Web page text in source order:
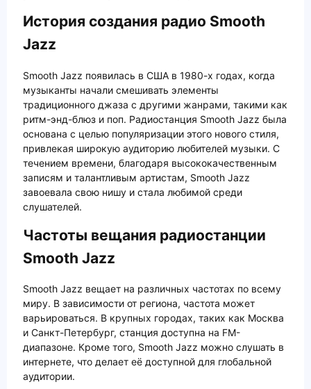
История создания радио Smooth
Jazz
Smooth Jazz появилась в США в 1980-х годах, когда
музыканты начали смешивать элементы
традиционного джаза с другими жанрами, такими как
ритм-энд-блюз и поп. Радиостанция Smooth Jazz была
основана с целью популяризации этого нового стиля,
привлекая широкую аудиторию любителей музыки. С
течением времени, благодаря высококачественным
записям и талантливым артистам, Smooth Jazz
завоевала свою нишу и стала любимой среди
слушателей.
Частоты вещания радиостанции
Smooth Jazz
Smooth Jazz вещает на различных частотах по всему
миру. В зависимости от региона, частота может
варьироваться. В крупных городах, таких как Москва
и Санкт-Петербург, станция доступна на FM-
диапазоне. Кроме того, Smooth Jazz можно слушать в
интернете, что делает её доступной для глобальной
аудитории.